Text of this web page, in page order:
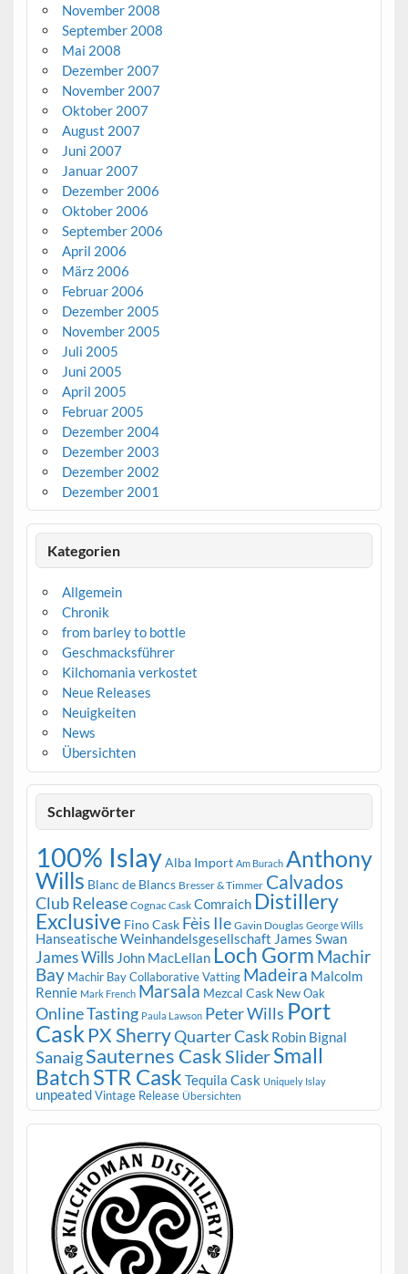
November 2008
September 2008
Mai 2008
Dezember 2007
November 2007
Oktober 2007
August 2007
Juni 2007
Januar 2007
Dezember 2006
Oktober 2006
September 2006
April 2006
März 2006
Februar 2006
Dezember 2005
November 2005
Juli 2005
Juni 2005
April 2005
Februar 2005
Dezember 2004
Dezember 2003
Dezember 2002
Dezember 2001
Kategorien
Allgemein
Chronik
from barley to bottle
Geschmacksführer
Kilchomania verkostet
Neue Releases
Neuigkeiten
News
Übersichten
Schlagwörter
100% IslayAlba Import Am Burach Anthony
Wills Blanc de Blancs Bresser & Timmer Calvados
Club Release Cognac Cask Comraich Distillery
Exclusive Fino Cask Fèis Ile Gavin Douglas George Wills
Hanseatische Weinhandelsgesellschaft James Swan
James Wills John MacLellan Loch Gorm Machir
Bay Machir Bay Collaborative Vatting Madeira Malcolm
Rennie Mark French Marsala Mezcal Cask New Oak
Online Tasting Paula Lawson Peter Wills Port
Cask PX SherryQuarter Cask Robin Bignal
SanaigSauternes Cask SliderSmall
BatchSTR Cask Tequila Cask Uniquely Islay
unpeatedVintage Release Übersichten